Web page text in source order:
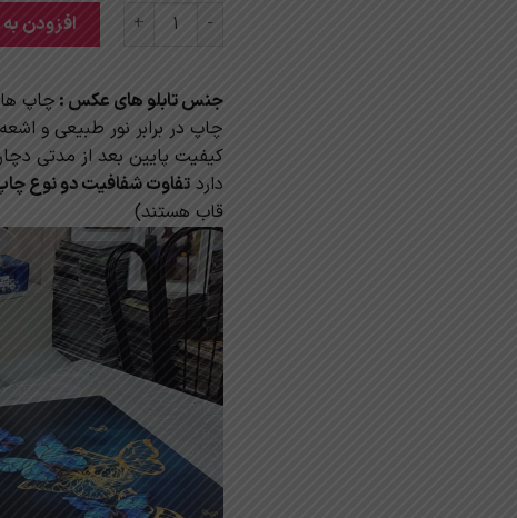
تابلو برجسته شیک عددافزودن
جنس تابلو های عکس : چاپ
چاپ در برابر نور طبیعی و
کیفیت پایین بعد از مدتی
دارد تفاوت شفافیت دو نوع چاپ
قاب هستند)